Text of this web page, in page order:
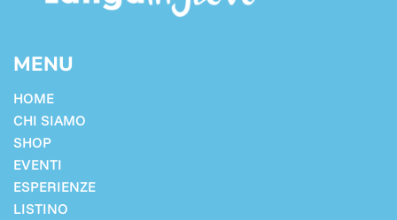
MENU
HOME
CHI SIAMO
SHOP
EVENTI
ESPERIENZE
LISTINO